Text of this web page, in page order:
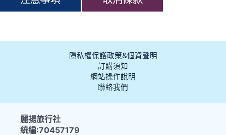
隱私權保護政策&個資聲明
訂購須知
網站操作說明
聯絡我們
麗揚旅行社
統編:70457179